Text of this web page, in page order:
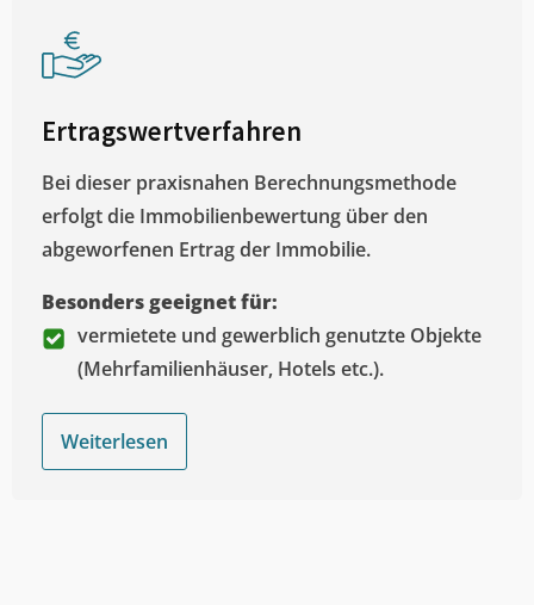
Ertragswertverfahren
Bei dieser praxisnahen Berechnungsmethode
erfolgt die Immobilienbewertung über den
abgeworfenen Ertrag der Immobilie.
Besonders geeignet für:
vermietete und gewerblich genutzte Objekte
(Mehrfamilienhäuser, Hotels etc.).
Weiterlesen